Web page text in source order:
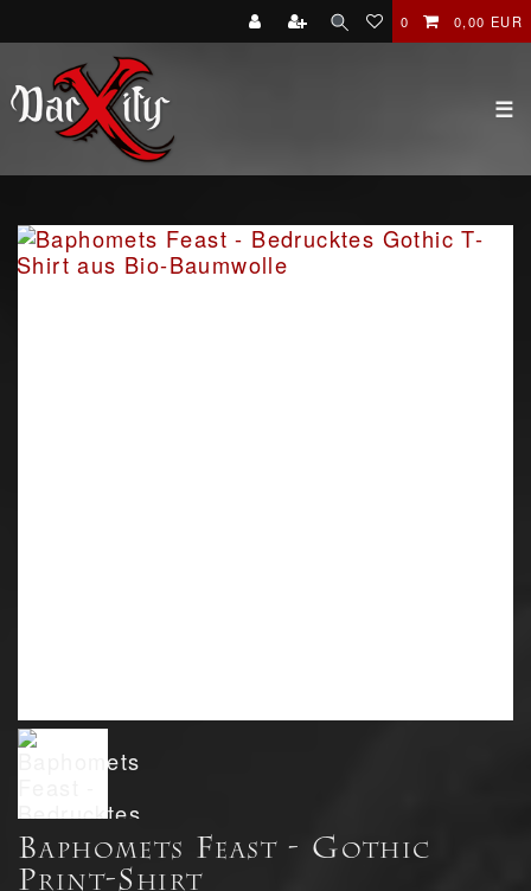
0 0,00 EUR
☰
Baphomets Feast - Gothic
Print-Shirt